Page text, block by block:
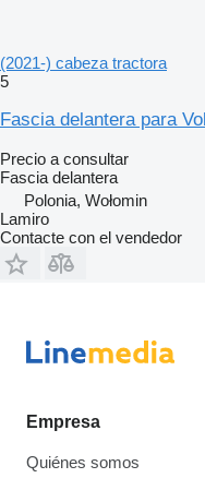
(2021-) cabeza tractora
5
Fascia delantera para
Precio a consultar
Fascia delantera
Polonia, Wołomin
Lamiro
Contacte con el vendedor
Empresa
Quiénes somos